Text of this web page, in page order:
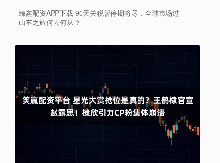
臻鑫配资APP下载 90天关税暂停期将尽，全球市场过
山车之旅何去何从？